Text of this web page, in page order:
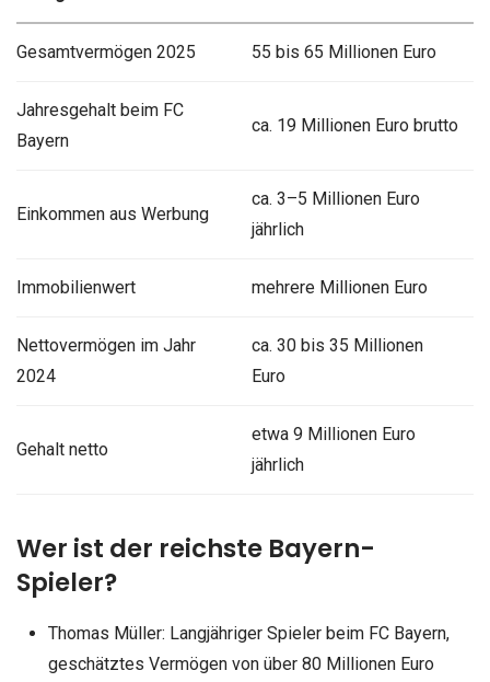
Gesamtvermögen 2025 55 bis 65 Millionen Euro
Jahresgehalt beim FC
Bayern
ca. 19 Millionen Euro brutto
Einkommen aus Werbung
ca. 3–5 Millionen Euro
jährlich
Immobilienwert mehrere Millionen Euro
Nettovermögen im Jahr
2024
ca. 30 bis 35 Millionen
Euro
Gehalt netto
etwa 9 Millionen Euro
jährlich
Wer ist der reichste Bayern-
Spieler?
Thomas Müller: Langjähriger Spieler beim FC Bayern,
geschätztes Vermögen von über 80 Millionen Euro